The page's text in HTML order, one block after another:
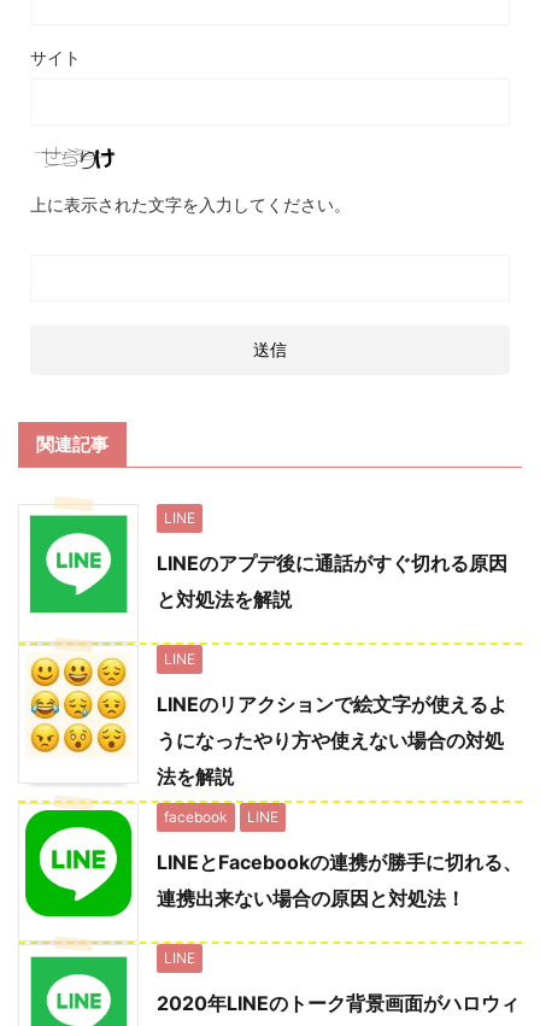
サイト
上に表示された文字を入力してください。
関連記事
LINE
LINEのアプデ後に通話がすぐ切れる原因
と対処法を解説
LINE
LINEのリアクションで絵文字が使えるよ
うになったやり方や使えない場合の対処
法を解説
facebook LINE
LINEとFacebookの連携が勝手に切れる、
連携出来ない場合の原因と対処法！
LINE
2020年LINEのトーク背景画面がハロウィ